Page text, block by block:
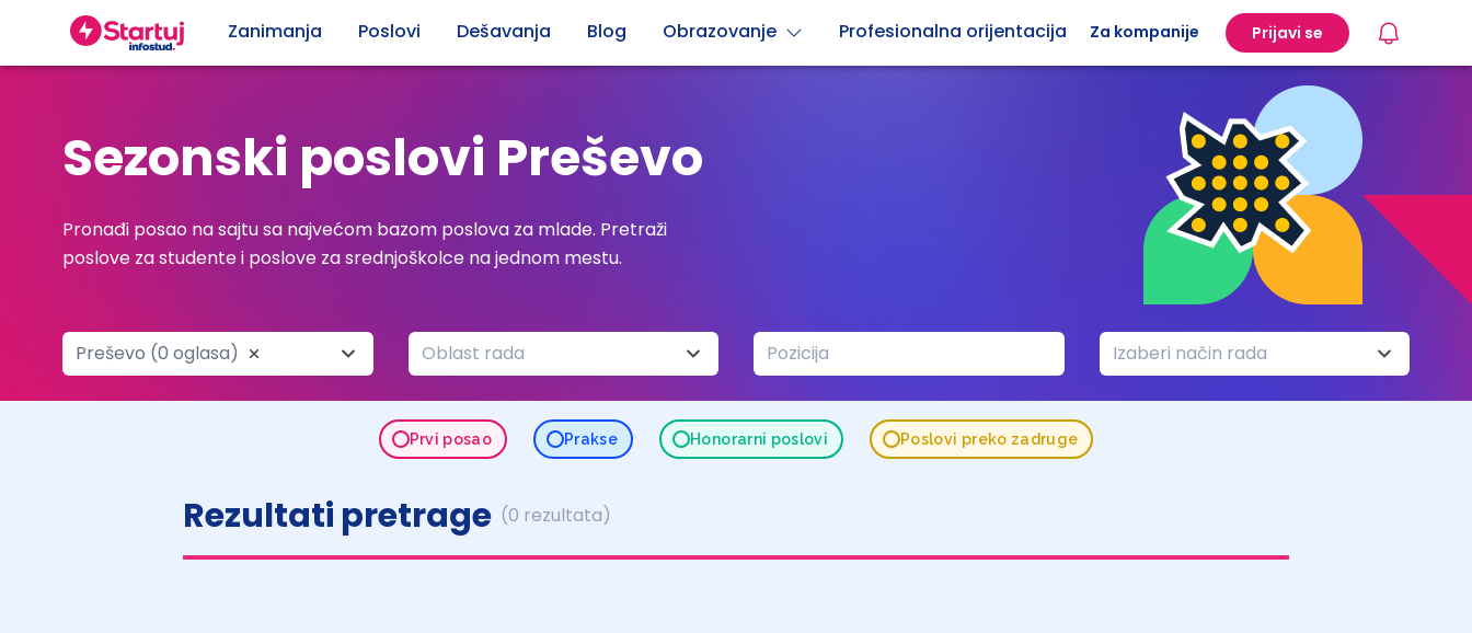
Zanimanja Poslovi Dešavanja Blog Obrazovanje Profesionalna orijentacija Za kompanije Prijavi se
Sezonski poslovi Preševo
Pronađi posao na sajtu sa najvećom bazom poslova za mlade. Pretraži
poslove za studente i poslove za srednjoškolce na jednom mestu.
Preševo (0 oglasa) Oblast rada Pozicija Izaberi način rada
Prvi posao Prakse Honorarni poslovi Poslovi preko zadruge
Rezultati pretrage (0 rezultata)